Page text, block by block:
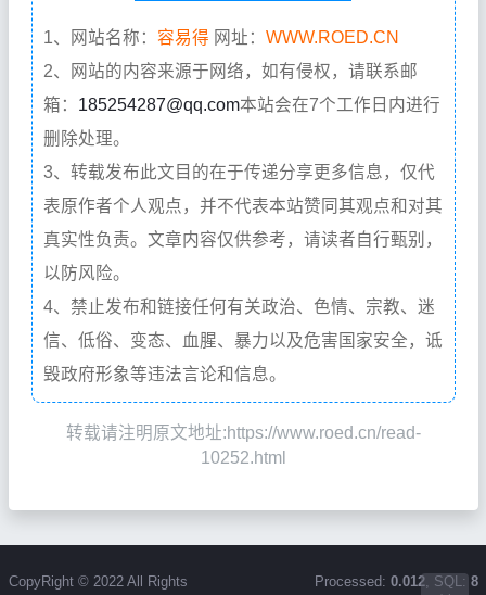
1、网站名称： 容易得 网址： WWW.ROED.CN
2、网站的内容来源于网络，如有侵权，请联系邮
箱： 185254287@qq.com本站会在7个工作日内进行
删除处理。
3、转载发布此文目的在于传递分享更多信息，仅代
表原作者个人观点，并不代表本站赞同其观点和对其
真实性负责。文章内容仅供参考，请读者自行甄别，
以防风险。
4、禁止发布和链接任何有关政治、色情、宗教、迷
信、低俗、变态、血腥、暴力以及危害国家安全，诋
毁政府形象等违法言论和信息。
转载请注明原文地址:https://www.roed.cn/read-
10252.html
CopyRight © 2022 All Rights
Processed: 0.012, SQL: 8